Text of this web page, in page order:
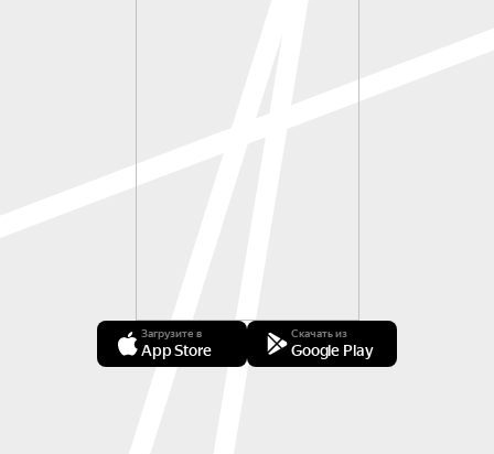
Загрузите в
App Store
Скачать из
Google Play